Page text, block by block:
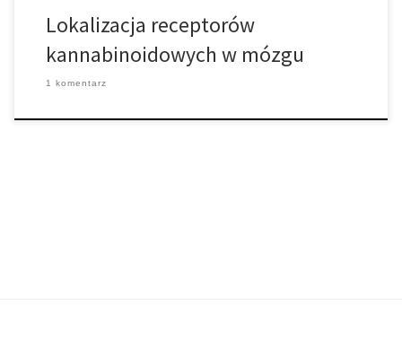
Lokalizacja receptorów
kannabinoidowych w mózgu
1 komentarz